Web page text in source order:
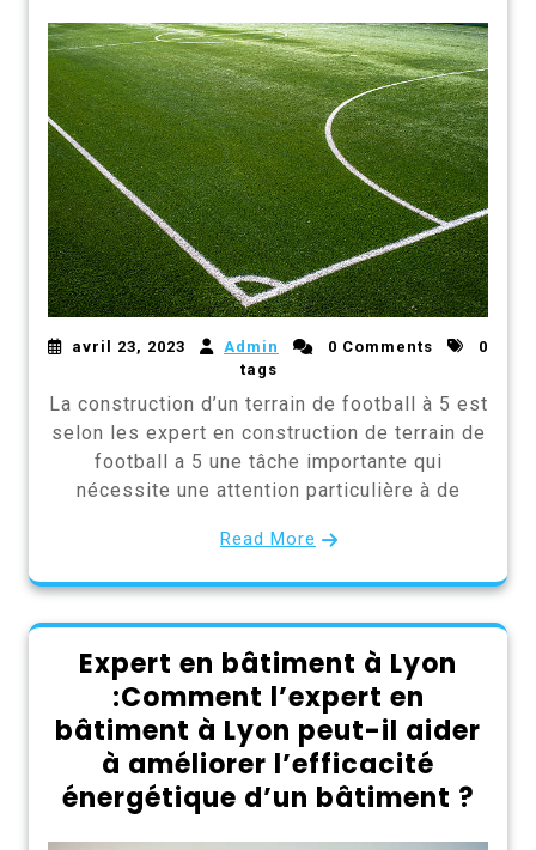
avril 23, 2023 Admin 0 Comments
0
tags
La construction d’un terrain de football à 5 est
selon les expert en construction de terrain de
football a 5 une tâche importante qui
nécessite une attention particulière à de
Read More
Expert en bâtiment à Lyon
:Comment l’expert en
bâtiment à Lyon peut-il aider
à améliorer l’efficacité
énergétique d’un bâtiment ?